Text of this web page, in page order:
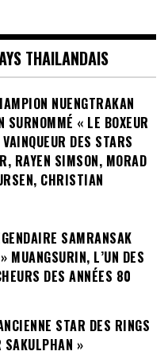
THAILANDAIS
NUENGTRAKAN
SURNOMMÉ « LE BOXEUR
DES STARS
RAYEN SIMSON, MORAD
CHRISTIAN
SAMRANSAK
MUANGSURIN, L’UN DES
DES ANNÉES 80
STAR DES RINGS
SAKULPHAN »